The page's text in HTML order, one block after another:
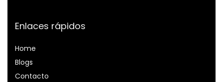
Enlaces rápidos
Home
Blogs
Contacto